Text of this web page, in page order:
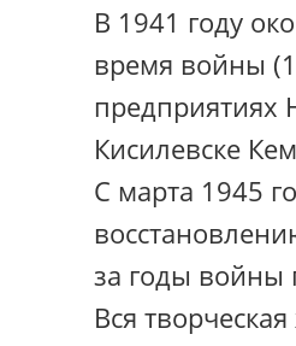
В 1941 году
время войны
предприятиях
Кисилевске
С марта 1945
за годы войны
Вся